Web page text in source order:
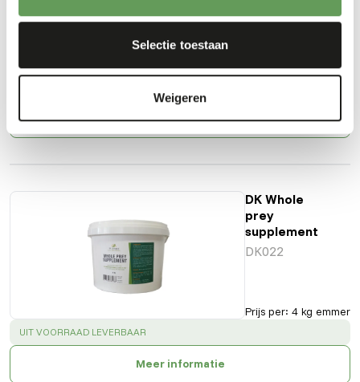
Selectie toestaan
Weigeren
emmer
Meer informatie
DK Whole
prey
supplement
DK022
Prijs per: 4 kg emmer
SUCCESS:
UIT VOORRAAD LEVERBAAR
Meer informatie